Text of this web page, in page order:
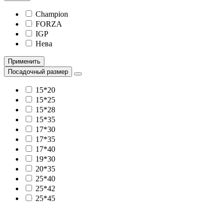
Champion
FORZA
IGP
Нева
Применить
Посадочный размер
15*20
15*25
15*28
15*35
17*30
17*35
17*40
19*30
20*35
25*40
25*42
25*45